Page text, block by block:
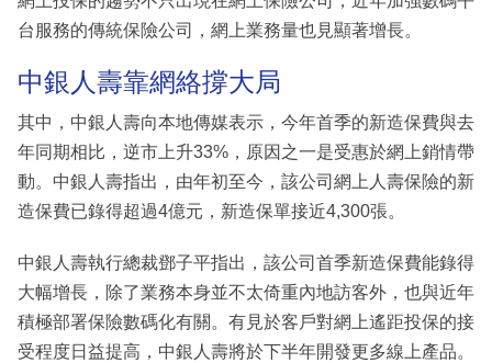
台服務的傳統保險公司，網上業務量也見顯著增長。
中銀人壽靠網絡撐大局
其中，中銀人壽向本地傳媒表示，今年首季的新造保費與去
年同期相比，逆市上升33%，原因之一是受惠於網上銷情帶
動。中銀人壽指出，由年初至今，該公司網上人壽保險的新
造保費已錄得超過4億元，新造保單接近4,300張。
中銀人壽執行總裁鄧子平指出，該公司首季新造保費能錄得
大幅增長，除了業務本身並不太倚重內地訪客外，也與近年
積極部署保險數碼化有關。有見於客戶對網上遙距投保的接
受程度日益提高，中銀人壽將於下半年開發更多線上產品。